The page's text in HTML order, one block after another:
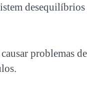
problemas